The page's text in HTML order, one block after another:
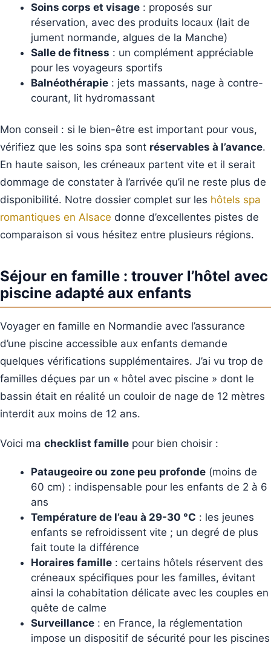
Soins corps et visage : proposés sur
réservation, avec des produits locaux (lait de
jument normande, algues de la Manche)
Salle de fitness : un complément appréciable
pour les voyageurs sportifs
Balnéothérapie : jets massants, nage à contre-
courant, lit hydromassant
Mon conseil : si le bien-être est important pour vous,
vérifiez que les soins spa sont réservables à l’avance.
En haute saison, les créneaux partent vite et il serait
dommage de constater à l’arrivée qu’il ne reste plus de
disponibilité. Notre dossier complet sur les hôtels spa
romantiques en Alsace donne d’excellentes pistes de
comparaison si vous hésitez entre plusieurs régions.
Séjour en famille : trouver l’hôtel avec
piscine adapté aux enfants
Voyager en famille en Normandie avec l’assurance
d’une piscine accessible aux enfants demande
quelques vérifications supplémentaires. J’ai vu trop de
familles déçues par un « hôtel avec piscine » dont le
bassin était en réalité un couloir de nage de 12 mètres
interdit aux moins de 12 ans.
Voici ma checklist famille pour bien choisir :
Pataugeoire ou zone peu profonde (moins de
60 cm) : indispensable pour les enfants de 2 à 6
ans
Température de l’eau à 29-30 °C : les jeunes
enfants se refroidissent vite ; un degré de plus
fait toute la différence
Horaires famille : certains hôtels réservent des
créneaux spécifiques pour les familles, évitant
ainsi la cohabitation délicate avec les couples en
quête de calme
Surveillance : en France, la réglementation
impose un dispositif de sécurité pour les piscines